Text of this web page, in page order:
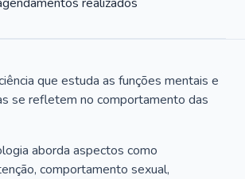
que estuda as funções mentais e
se refletem no comportamento das
aborda aspectos como
comportamento sexual,